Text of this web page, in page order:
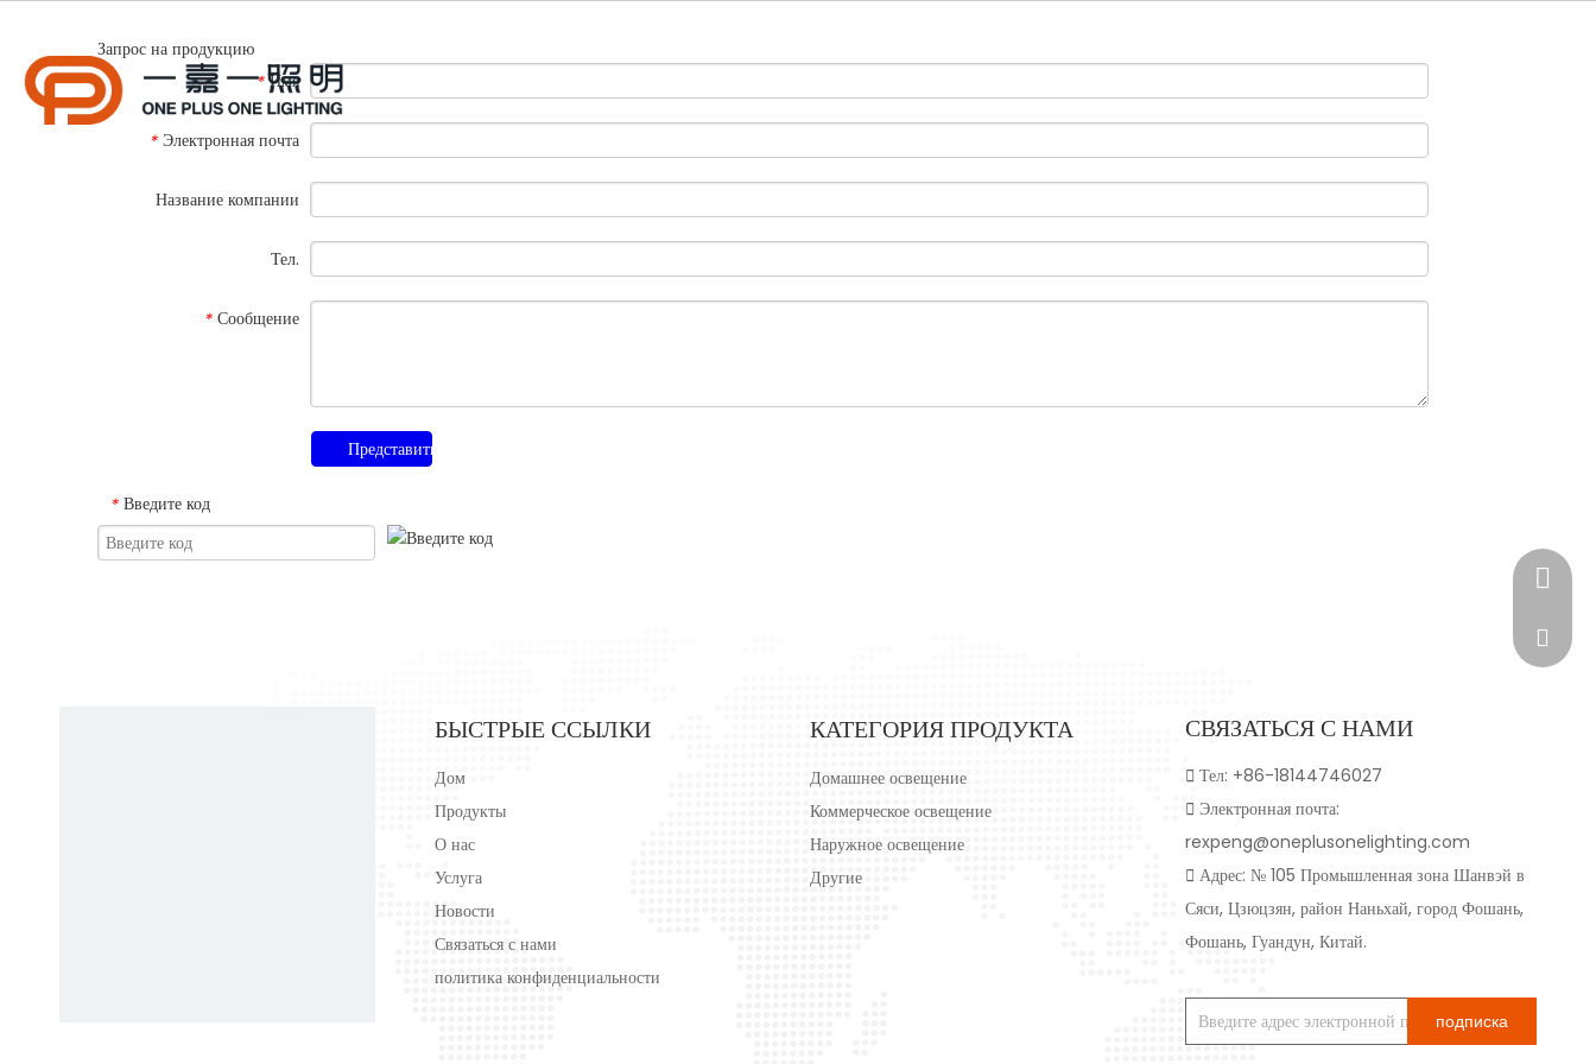
Услуга
Связаться с нами
Запрос на продукцию
* Имя
* Электронная почта
Название компании
Тел.
* Сообщение
Представить
* Введите код
+86-
БЫСТРЫЕ ССЫЛКИ
Дом
Продукты
О нас
Услуга
Новости
Связаться с нами
политика конфиденциальности
КАТЕГОРИЯ ПРОДУКТА
Домашнее освещение
Коммерческое освещение
Наружное освещение
Другие
СВЯЗАТЬСЯ С НАМИ
 Тел: +86-18144746027
 Электронная почта:
rexpeng@oneplusonelighting.com
 Адрес: № 105 Промышленная зона Шанвэй в
Сяси, Цзюцзян, район Наньхай, город Фошань,
Фошань, Гуандун, Китай.
подписка